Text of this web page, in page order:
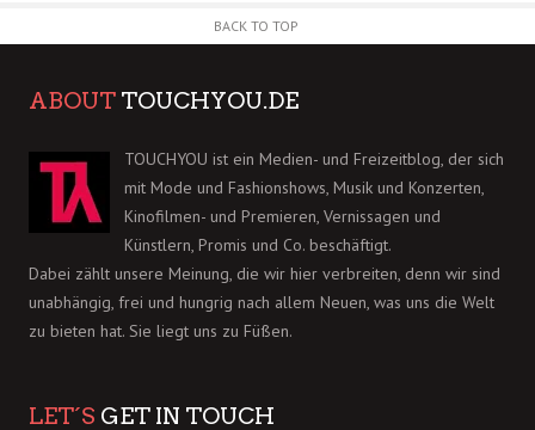
BACK TO TOP
ABOUT TOUCHYOU.DE
TOUCHYOU ist ein Medien- und Freizeitblog, der sich
mit Mode und Fashionshows, Musik und Konzerten,
Kinofilmen- und Premieren, Vernissagen und
Künstlern, Promis und Co. beschäftigt.
Dabei zählt unsere Meinung, die wir hier verbreiten, denn wir sind
unabhängig, frei und hungrig nach allem Neuen, was uns die Welt
zu bieten hat. Sie liegt uns zu Füßen.
LET´S GET IN TOUCH